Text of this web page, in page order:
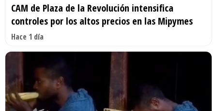
CAM de Plaza de la Revolución intensifica
controles por los altos precios en las Mipymes
Hace 1 día